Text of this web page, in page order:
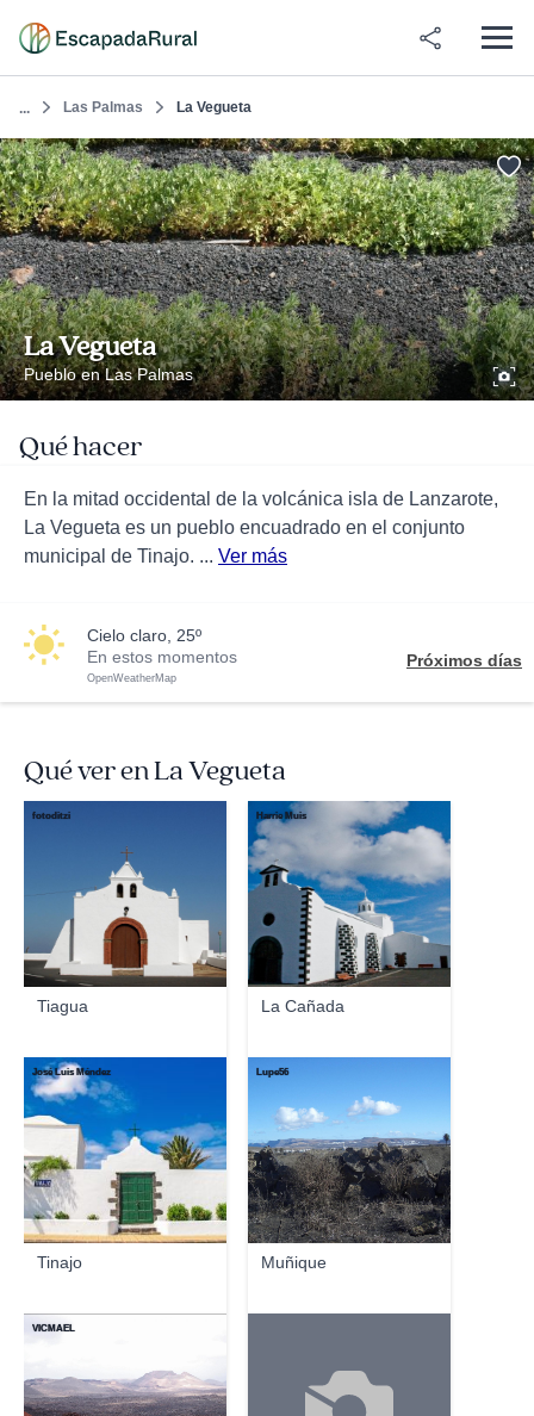
... Las Palmas La Vegueta
La Vegueta
Pueblo en Las Palmas
Qué hacer
En la mitad occidental de la volcánica isla de Lanzarote,
La Vegueta es un pueblo encuadrado en el conjunto
municipal de Tinajo. ... Ver más
cielo claro, 25º
En estos momentos
OpenWeatherMap
Próximos días
Qué ver en La Vegueta
Tiagua
fotoditzi
La Cañada
Harrie Muis
Tinajo
José Luis Méndez
Muñique
Lupe56
VICMAEL